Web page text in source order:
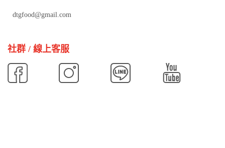
dtgfood@gmail.com
社群 / 線上客服